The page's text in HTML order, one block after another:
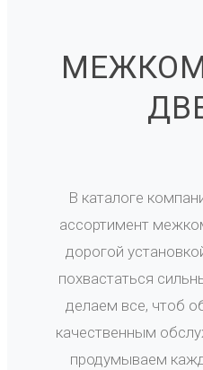
В каталоге
ассортимент
дорогой
похвастаться
делаем все, чтоб
качественным
продумываем